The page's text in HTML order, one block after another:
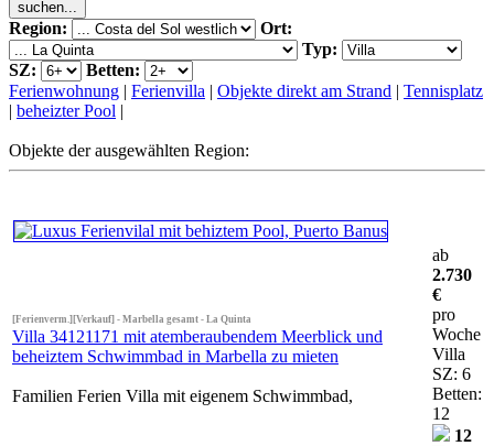
Region:
Ort:
Typ:
SZ:
Betten:
Ferienwohnung | Ferienvilla | Objekte direkt am Strand | Tennisplatz
| beheizter Pool |
Objekte der ausgewählten Region:
[Ferienverm.][Verkauf] - Marbella gesamt - La Quinta
Villa 34121171 mit atemberaubendem Meerblick und
beheiztem Schwimmbad in Marbella zu mieten
Familien Ferien Villa mit eigenem Schwimmbad,
ab
2.730
€
pro
Woche
Villa
SZ: 6
Betten:
12
12